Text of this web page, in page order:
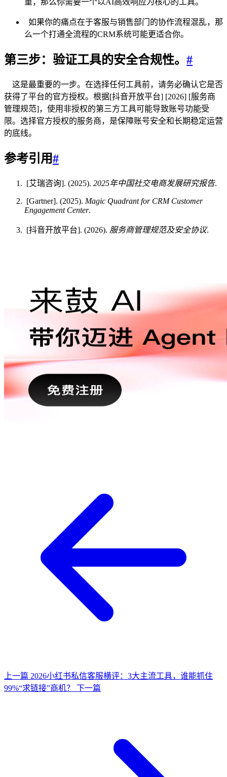
重，那么你需要一个以AI高效响应为核心的工具。
如果你的痛点在于客服与销售部门的协作流程混乱，那
么一个打通全流程的CRM系统可能更适合你。
第三步：验证工具的安全合规性。 #
这是最重要的一步。在选择任何工具前，请务必确认它是否
获得了平台的官方授权。根据[抖音开放平台] [2026] [服务商
管理规范]，使用非授权的第三方工具可能导致账号功能受
限。选择官方授权的服务商，是保障账号安全和长期稳定运营
的底线。
参考引用#
[艾瑞咨询]. (2025). 2025年中国社交电商发展研究报告.
[Gartner]. (2025). Magic Quadrant for CRM Customer
Engagement Center.
[抖音开放平台]. (2026). 服务商管理规范及安全协议.
上一篇 2026小红书私信客服横评：3大主流工具，谁能抓住
99%“求链接”商机？
下一篇